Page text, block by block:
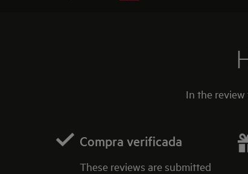
In the
Compra verificada
These reviews are submitted